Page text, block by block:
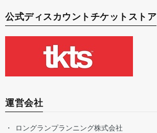
公式ディスカウントチケットストア
運営会社
ロングランプランニング株式会社